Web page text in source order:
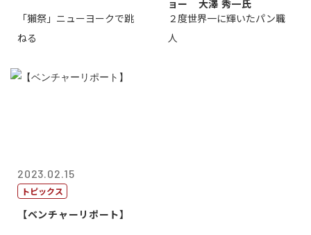
「獺祭」ニューヨークで跳
ねる
ョー 大澤 秀一氏
２度世界一に輝いたパン職
人
2023.02.15
トピックス
【ベンチャーリポート】